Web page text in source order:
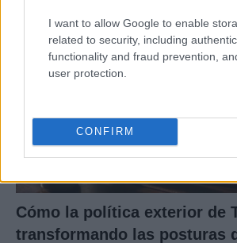
I want to allow Google to enable
related to security, including
functionality and fraud prevention,
user protection.
CONFIRM
POLÍTICA
Cómo la política exterior de
transformando las posturas